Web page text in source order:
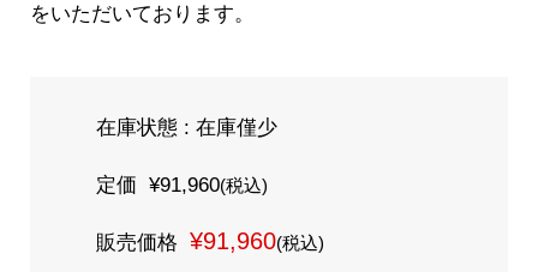
をいただいております。
在庫状態 : 在庫僅少
定価 ¥91,960(税込)
販売価格 ¥91,960(税込)